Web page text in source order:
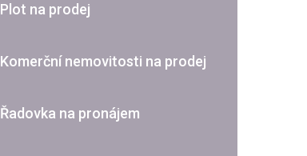
Plot na prodej
Komerční nemovitosti na prodej
Řadovka na pronájem